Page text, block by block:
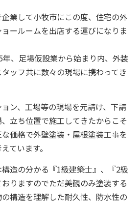
業して小牧市にこの度、住宅の外
ールームを出店する運びになりま
、足場仮設業から始まり内、外装
ッフ共に数々の現場に携わってき
ン、工場等の現場を元請け、下請
立ち位置で施工してきたからこそ
価格で外壁塗装・屋根塗装工事を
ています。
造の分かる『1級建築士』、『2級
りますのでただ美観のみ塗装する
構造を理解した耐久性、防水性の